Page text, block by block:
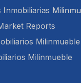
Inmobiliarias
Reports
Milinmueble
Milinmueble